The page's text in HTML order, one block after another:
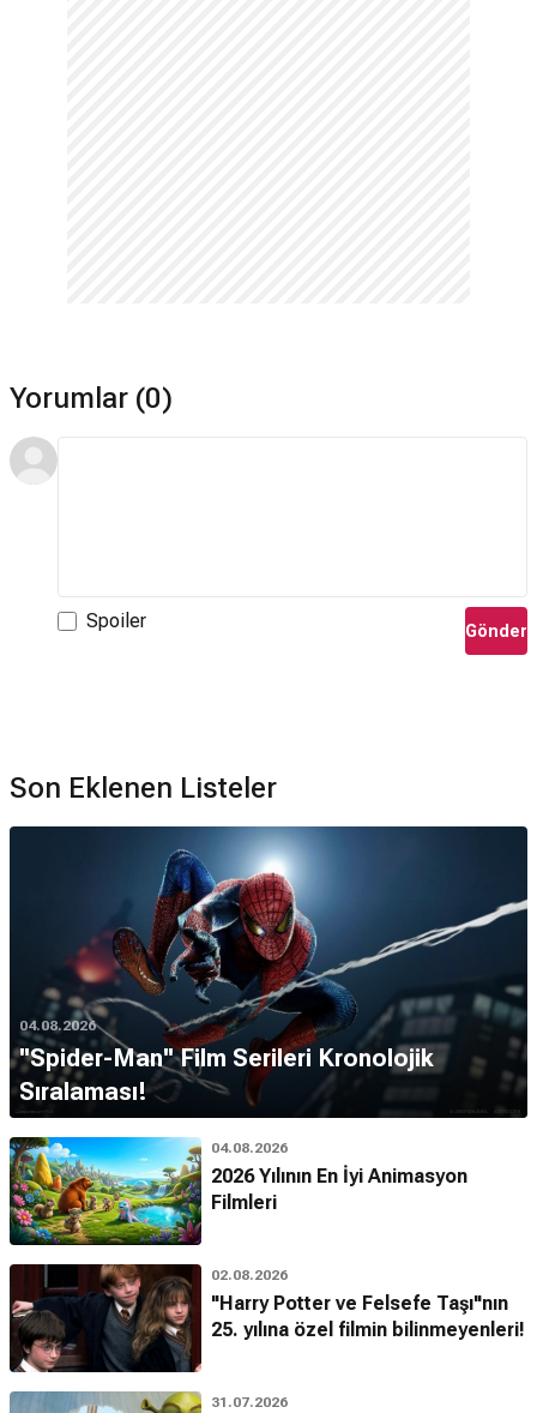
Yorumlar (0)
Spoiler Gönder
Son Eklenen Listeler
04.08.2026
''Spider-Man'' Film Serileri Kronolojik
Sıralaması!
04.08.2026
2026 Yılının En İyi Animasyon
Filmleri
02.08.2026
"Harry Potter ve Felsefe Taşı"nın
25. yılına özel filmin bilinmeyenleri!
31.07.2026